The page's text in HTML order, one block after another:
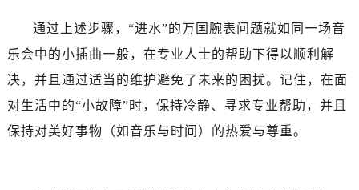
通过上述步骤，“进水”的万国腕表问题就如同一场音
乐会中的小插曲一般，在专业人士的帮助下得以顺利解
决，并且通过适当的维护避免了未来的困扰。记住，在面
对生活中的“小故障”时，保持冷静、寻求专业帮助，并且
保持对美好事物（如音乐与时间）的热爱与尊重。